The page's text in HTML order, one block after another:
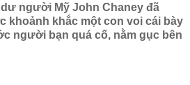
người Mỹ John Chaney đã
khoảnh khắc một con voi cái bày
người bạn quá cố, nằm gục bên